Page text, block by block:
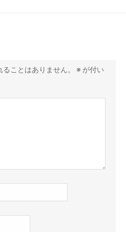
ことはありません。 ※ が付い